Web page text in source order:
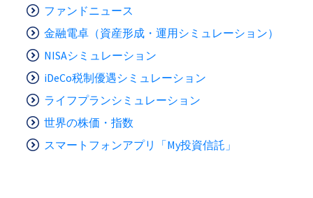
ファンドニュース
金融電卓（資産形成・運用シミュレーション）
NISAシミュレーション
iDeCo税制優遇シミュレーション
ライフプランシミュレーション
世界の株価・指数
スマートフォンアプリ「My投資信託」